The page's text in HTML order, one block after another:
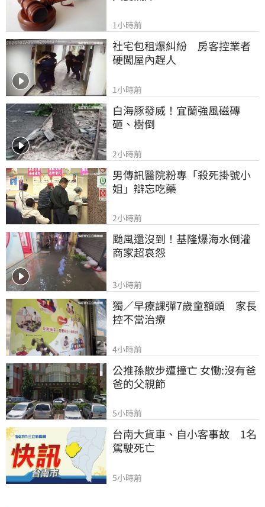
1小時前
社宅包租爆糾紛　房客控業者
硬闖屋內趕人
1小時前
白海豚發威！宜蘭強風磁磚
砸、樹倒
2小時前
男傳訊醫院粉專「殺死掛號小
姐」辯忘吃藥
2小時前
颱風還沒到！基隆爆海水倒灌
商家超哀怨
3小時前
獨／早療課彈7歲童額頭　家長
控不當治療
4小時前
公推孫散步遭撞亡 女慟:沒有爸
爸的父親節
5小時前
台南大貨車、自小客事故　1名
駕駛死亡
5小時前